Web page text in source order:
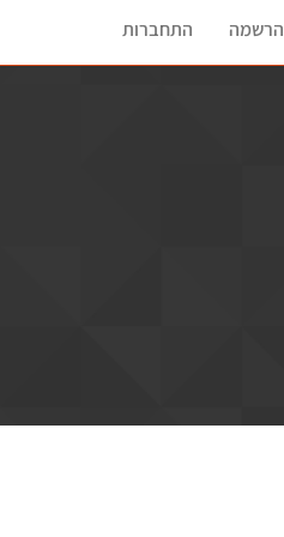
הרשמה התחברות